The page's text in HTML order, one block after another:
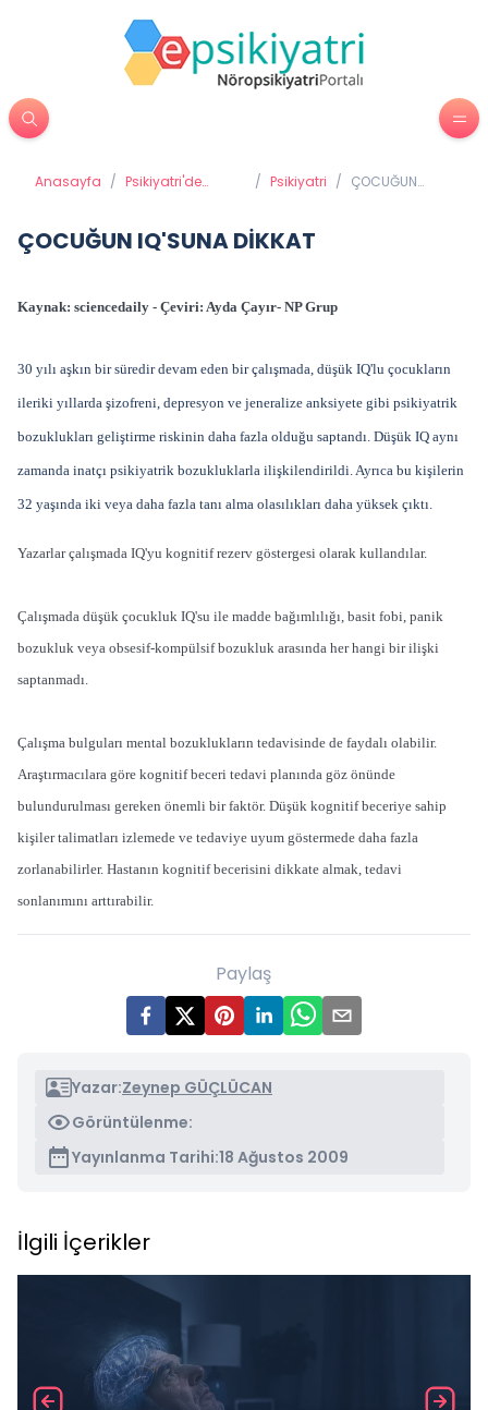
Anasayfa / Psikiyatri'de
/ Psikiyatri / ÇOCUĞUN
ÇOCUĞUN IQ'SUNA DİKKAT
Kaynak: sciencedaily - Çeviri: Ayda Çayır- NP Grup
30 yılı aşkın bir süredir devam eden bir çalışmada, düşük IQ'lu çocukların
ileriki yıllarda şizofreni, depresyon ve jeneralize anksiyete gibi psikiyatrik
bozuklukları geliştirme riskinin daha fazla olduğu saptandı. Düşük IQ aynı
zamanda inatçı psikiyatrik bozukluklarla ilişkilendirildi. Ayrıca bu kişilerin
32 yaşında iki veya daha fazla tanı alma olasılıkları daha yüksek çıktı.
Yazarlar çalışmada IQ'yu kognitif rezerv göstergesi olarak kullandılar.
Çalışmada düşük çocukluk IQ'su ile madde bağımlılığı, basit fobi, panik
bozukluk veya obsesif-kompülsif bozukluk arasında her hangi bir ilişki
saptanmadı.
Çalışma bulguları mental bozuklukların tedavisinde de faydalı olabilir.
Araştırmacılara göre kognitif beceri tedavi planında göz önünde
bulundurulması gereken önemli bir faktör. Düşük kognitif beceriye sahip
kişiler talimatları izlemede ve tedaviye uyum göstermede daha fazla
zorlanabilirler. Hastanın kognitif becerisini dikkate almak, tedavi
sonlanımını arttırabilir.
Paylaş
Yazar:Zeynep GÜÇLÜCAN
Görüntülenme:
Yayınlanma Tarihi:18 Ağustos 2009
İlgili İçerikler